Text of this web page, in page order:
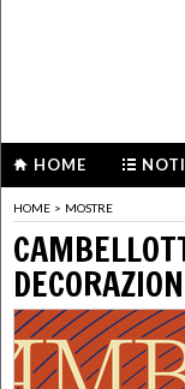
HOME
HOME > MOSTRE